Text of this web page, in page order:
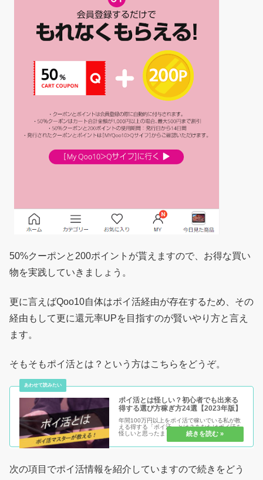
50%クーポンと200ポイントが貰えますので、お得な買い
物を実践していきましょう。
更に言えばQoo10自体はポイ活経由が存在するため、その
経由もして更に還元率UPを目指すのが賢いやり方と言え
ます。
そもそもポイ活とは？という方はこちらをどうぞ。
ポイ活とは怪しい？初心者でも出来る
得する選び方稼ぎ方24選【2023年版】
年間100万円以上をポイ活で稼いでいる私が教
える得する「ポイ活」とは？あなたはポイ活を
怪しいと思ったままで損する人？それともポイ
活を安心安全に始めて得する人？ポイ活のメリ
ット・デメリットを知り、初心者だからこそ得
次の項目でポイ活情報を紹介していますので続きをどう